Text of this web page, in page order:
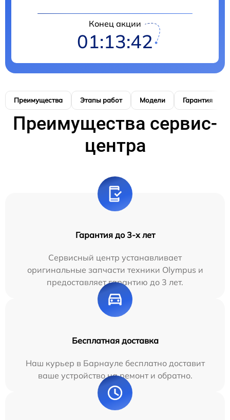
Конец акции
01:13:41
Преимущества Этапы работ Модели Гарантия
Преимущества сервис-
центра
Гарантия до 3-х лет
Сервисный центр устанавливает
оригинальные запчасти техники Olympus и
предоставляет гарантию до 3 лет.
Бесплатная доставка
Наш курьер в Барнауле бесплатно доставит
ваше устройство на ремонт и обратно.